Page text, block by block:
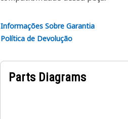
Informações Sobre Garantia
Política de Devolução
Parts Diagrams